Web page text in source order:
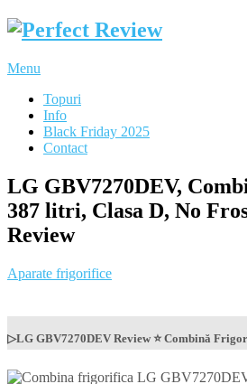
Menu
Topuri
Info
Black Friday 2025
Contact
LG GBV7270DEV,
387 litri, Clasa D, No
Review
Aparate frigorifice
▷LG GBV7270DEV Review ⭐ Combină